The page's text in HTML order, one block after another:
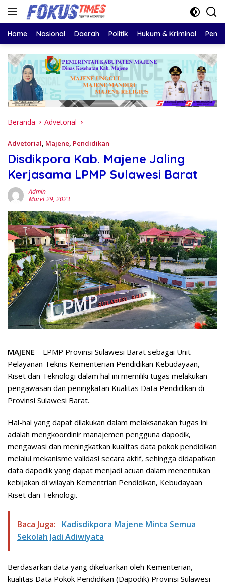
Langsung
Home Nasional Daerah Politik Hukum & Kriminal
Beranda Advetorial
Advetorial, Majene, Pendidikan
Disdikpora Kab. Majene Jaling
Kerjasama LPMP Sulawesi Barat
Admin
Maret 29, 2023
MAJENE – LPMP Provinsi Sulawesi Barat sebagai Unit
Pelayanan Teknis Kementerian Pendidikan Kebudayaan,
Riset dan Teknologi dalam hal ini memiliki tugas melakukan
pengawasan dan peningkatan Kualitas Data Pendidikan di
Provinsi Sulawesi Barat.
Hal-hal yang dapat dilakukan dalam melaksanakan tugas ini
adalah mengkoordinir manajemen pengguna dapodik,
mengawasi dan meningkatkan kualitas data pokok pendidikan
melalui mekanisme validasi secara aktif, sehingga didapatkan
data dapodik yang dapat menjadi acuan dalam menentukan
kebijakan di wilayah Kementrian Pendidikan, Kebudayaan
Riset dan Teknologi.
Baca Juga:
Kadisdikpora Majene Minta Semua
Sekolah Jadi Adiwiyata
Berdasarkan data yang dikeluarkan oleh Kementerian,
kualitas Data Pokok Pendidikan (Dapodik) Provinsi Sulawesi